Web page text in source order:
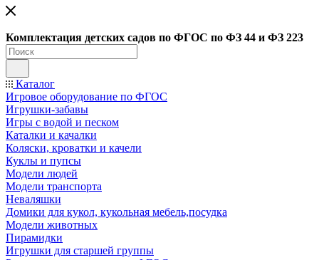
Комплектация детских садов по ФГОC по ФЗ 44 и ФЗ 223
Каталог
Игровое оборудование по ФГОС
Игрушки-забавы
Игры с водой и песком
Каталки и качалки
Коляски, кроватки и качели
Куклы и пупсы
Модели людей
Модели транспорта
Неваляшки
Домики для кукол, кукольная мебель,посудка
Модели животных
Пирамидки
Игрушки для старшей группы